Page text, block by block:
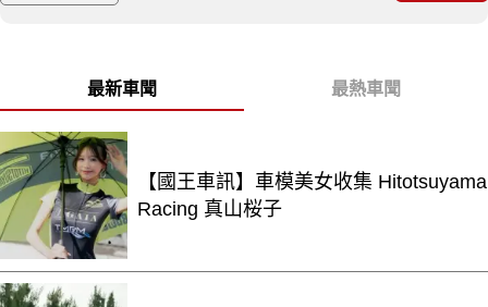
最新車聞 最熱車聞
【國王車訊】車模美女收集 Hitotsuyama
Racing 真山桜子